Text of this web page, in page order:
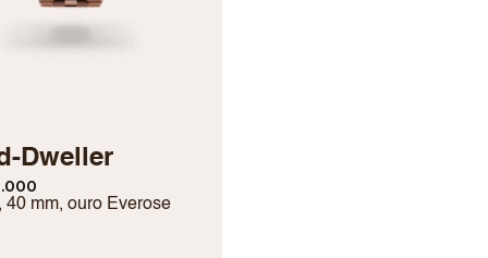
Dweller
40 mm, ouro Everose